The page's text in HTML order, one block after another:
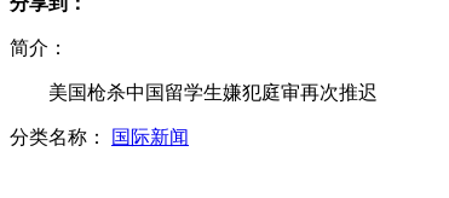
南京最大民工夫妻房 有利缓解性荒
简介：
美国枪杀中国留学生嫌犯庭审再次推迟
分类名称： 国际新闻